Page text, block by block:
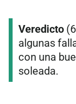
Veredicto
algunas
con una
soleada.